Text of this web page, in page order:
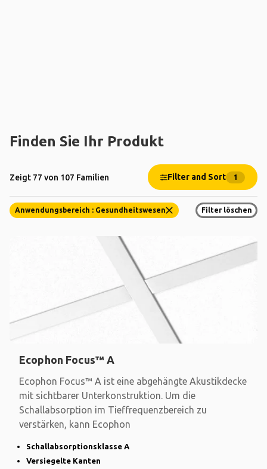
Finden Sie Ihr Produkt
Zeigt 77 von 107 Familien Filter and Sort 1
Anwendungsbereich : Gesundheitswesen Filter löschen
Ecophon Focus™ A
Ecophon Focus™ A ist eine abgehängte Akustikdecke
mit sichtbarer Unterkonstruktion. Um die
Schallabsorption im Tieffrequenzbereich zu
verstärken, kann Ecophon
Schallabsorptionsklasse A
Versiegelte Kanten